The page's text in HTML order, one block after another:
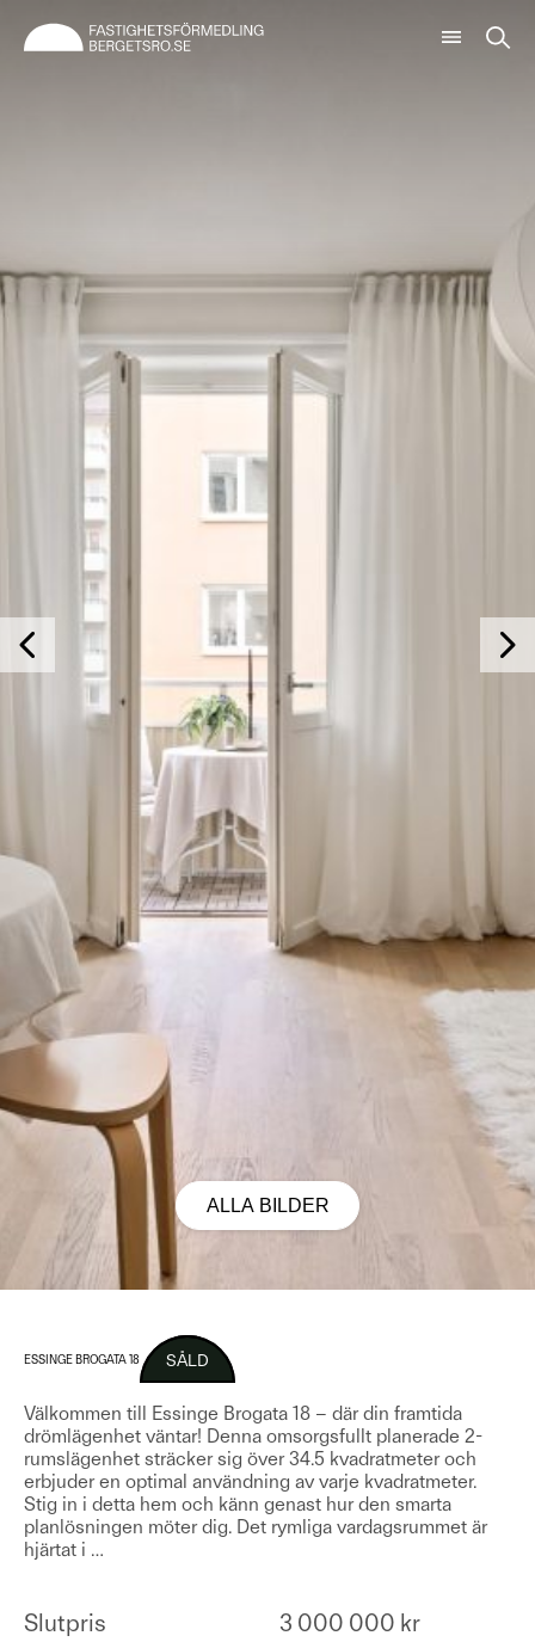
ALLA BILDER
ESSINGE BROGATA 18 SÅLD
Välkommen till Essinge Brogata 18 – där din framtida
drömlägenhet väntar! Denna omsorgsfullt planerade 2-
rumslägenhet sträcker sig över 34.5 kvadratmeter och
erbjuder en optimal användning av varje kvadratmeter.
Stig in i detta hem och känn genast hur den smarta
planlösningen möter dig. Det rymliga vardagsrummet är
hjärtat i …
Slutpris 3 000 000 kr